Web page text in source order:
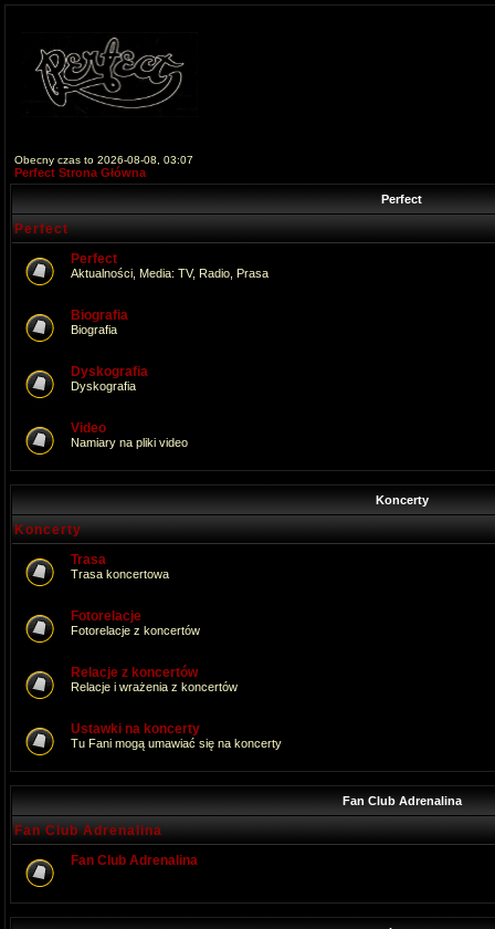
Obecny czas to 2026-08-08, 03:07
Perfect Strona Główna
Perfect
Perfect
Perfect
Aktualności, Media: TV, Radio, Prasa
Biografia
Biografia
Dyskografia
Dyskografia
Video
Namiary na pliki video
Koncerty
Koncerty
Trasa
Trasa koncertowa
Fotorelacje
Fotorelacje z koncertów
Relacje z koncertów
Relacje i wrażenia z koncertów
Ustawki na koncerty
Tu Fani mogą umawiać się na koncerty
Fan Club Adrenalina
Fan Club Adrenalina
Fan Club Adrenalina